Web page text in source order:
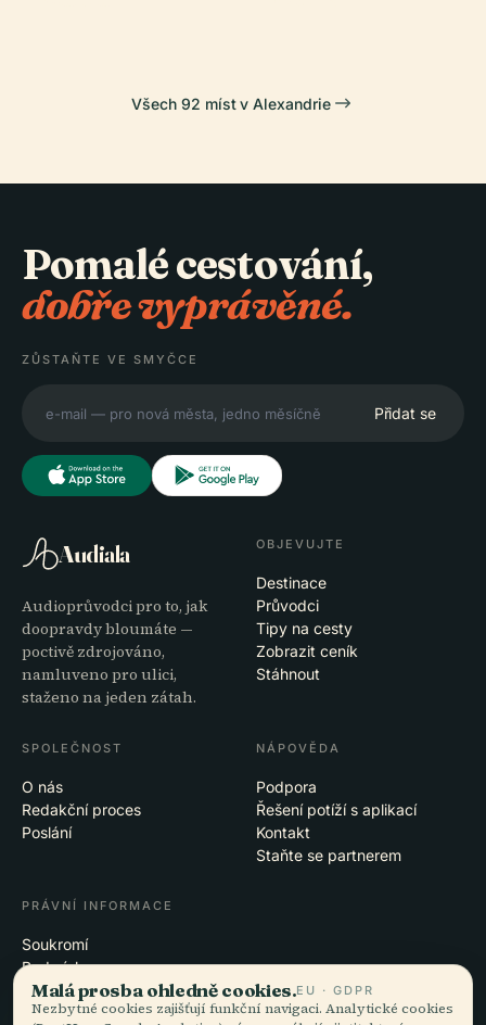
Všech 92 míst v Alexandrie
Pomalé cestování,
dobře vyprávěné.
ZŮSTAŇTE VE SMYČCE
Přidat se
Audiala
Audioprůvodci pro to, jak
doopravdy bloumáte —
poctivě zdrojováno,
namluveno pro ulici,
staženo na jeden zátah.
OBJEVUJTE
Destinace
Průvodci
Tipy na cesty
Zobrazit ceník
Stáhnout
SPOLEČNOST
O nás
Redakční proces
Poslání
NÁPOVĚDA
Podpora
Řešení potíží s aplikací
Kontakt
Staňte se partnerem
PRÁVNÍ INFORMACE
Soukromí
Podmínky
Nastavení cookies
Smazat účet
Malá prosba ohledně cookies.EU · GDPR
Nezbytné cookies zajišťují funkční navigaci. Analytické cookies